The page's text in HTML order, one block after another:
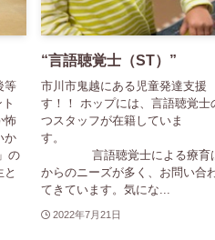
等
怖
か
の
“言語聴覚士（ST）”
市川市鬼越にある児童発達支
す！！ ホップには、言語聴覚士
つスタッフが在籍していま
す
言語聴覚士による療育は
からのニーズが多く、お問い合
てきています。気にな...
2022年7月21日